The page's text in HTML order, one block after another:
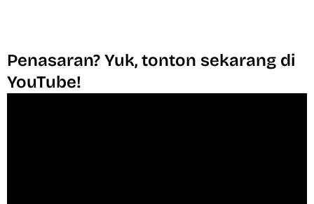
Penasaran? Yuk, tonton sekarang di
YouTube!